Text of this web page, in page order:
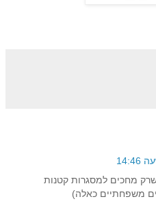
מחכים למסגרות קטנות
משפחתיים כאלה)